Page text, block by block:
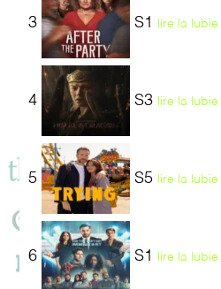
3 S1 lire la lubie
4 S3 lire la lubie
5 S5 lire la lubie
6 S1 lire la lubie